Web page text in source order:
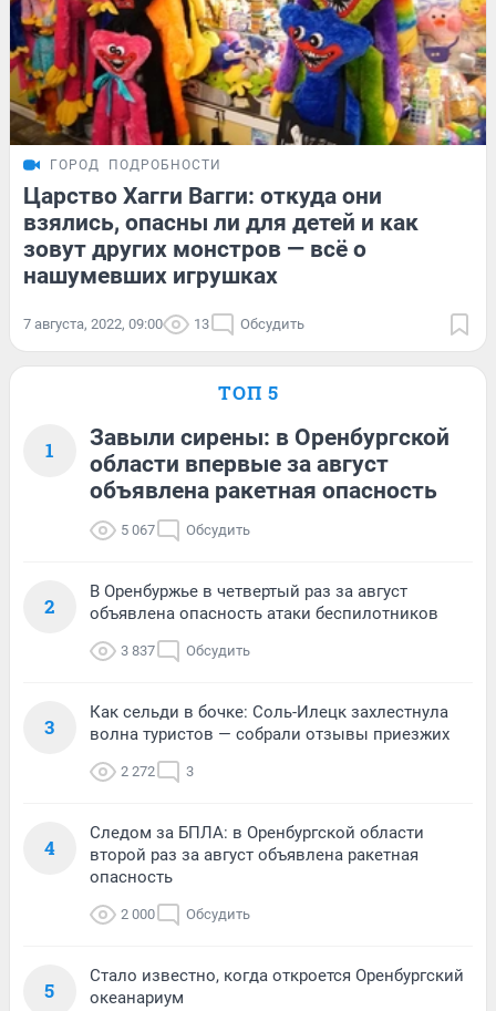
ГОРОД ПОДРОБНОСТИ
Царство Хагги Вагги: откуда они
взялись, опасны ли для детей и как
зовут других монстров — всё о
нашумевших игрушках
7 августа, 2022, 09:00 13 Обсудить
ТОП 5
1
Завыли сирены: в Оренбургской
области впервые за август
объявлена ракетная опасность
5 067 Обсудить
2
В Оренбуржье в четвертый раз за август
объявлена опасность атаки беспилотников
3 837 Обсудить
3
Как сельди в бочке: Соль-Илецк захлестнула
волна туристов — собрали отзывы приезжих
2 272 3
4
Следом за БПЛА: в Оренбургской области
второй раз за август объявлена ракетная
опасность
2 000 Обсудить
5
Стало известно, когда откроется Оренбургский
океанариум